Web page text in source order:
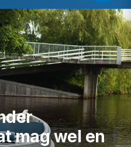
mag wel en